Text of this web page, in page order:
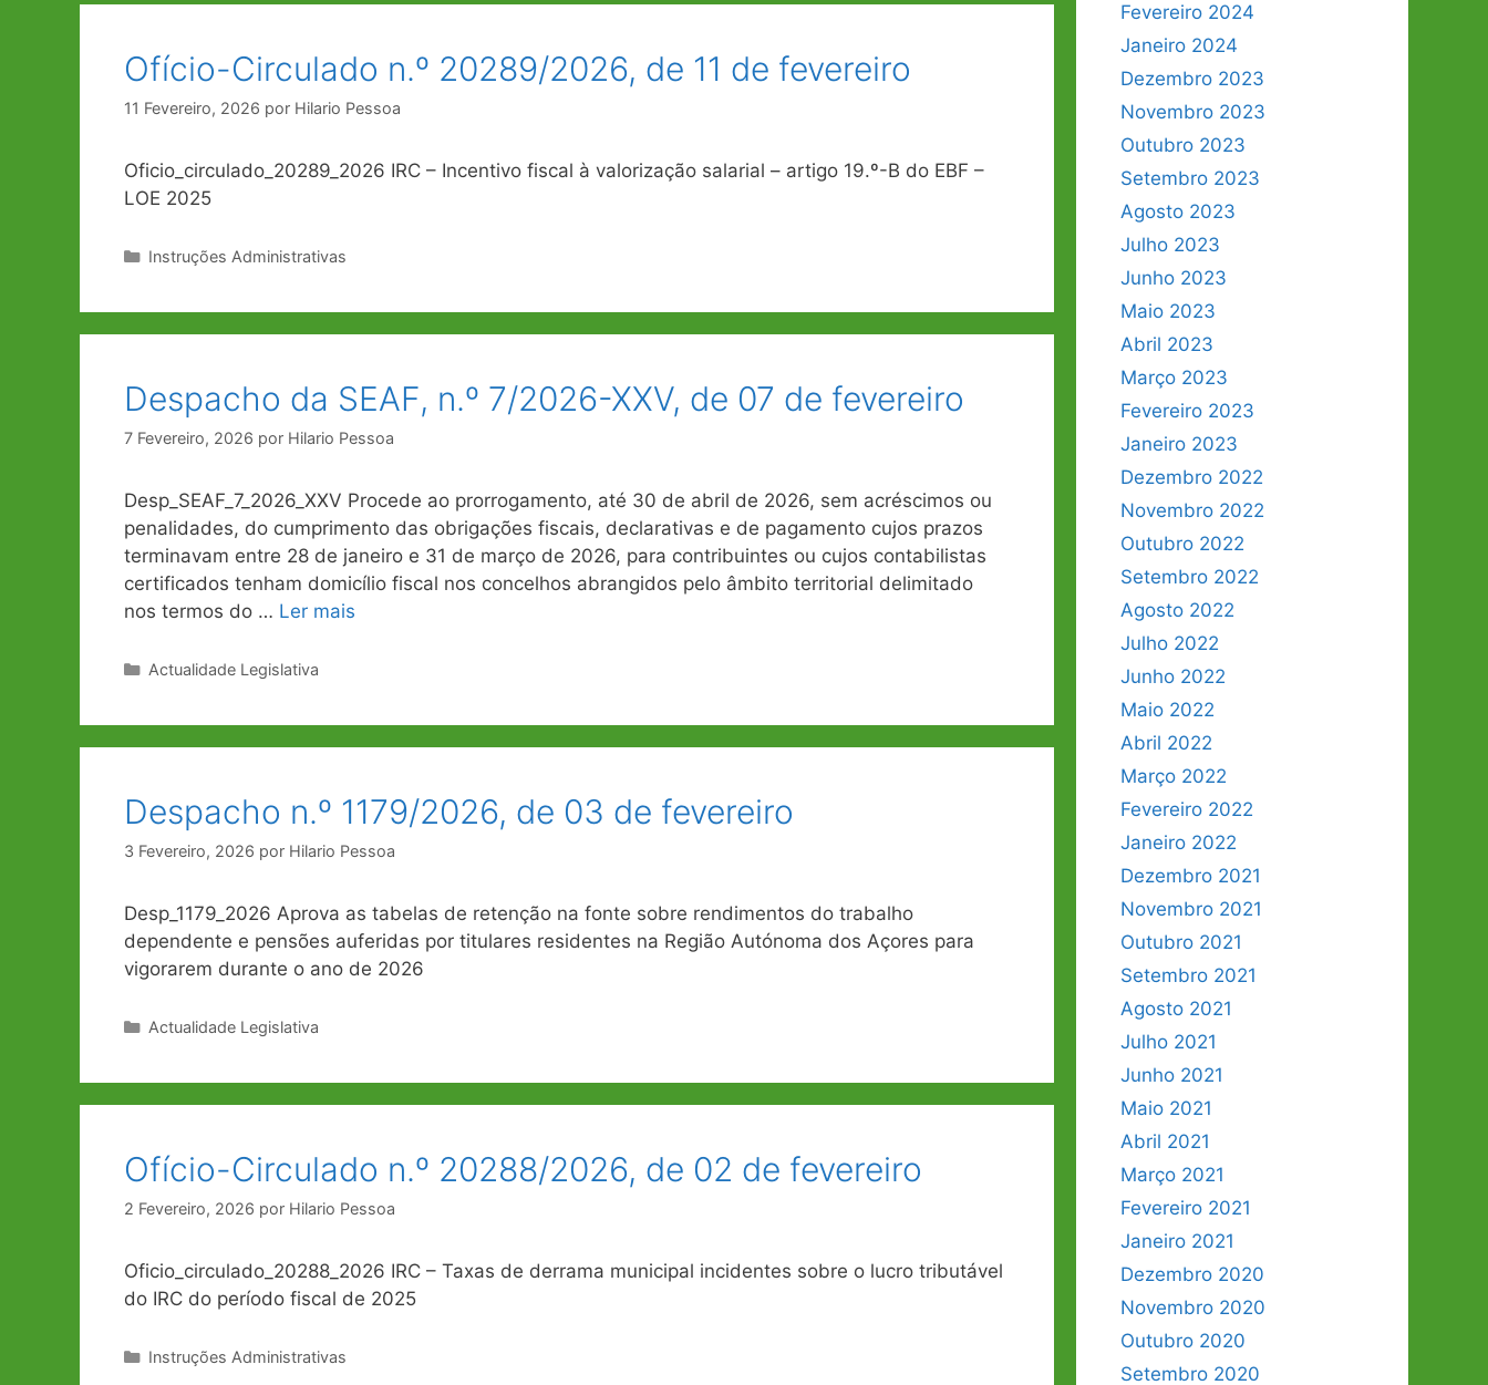
Ofício-Circulado n.º 20289/2026, de 11 de fevereiro
11 Fevereiro, 2026 por Hilario Pessoa
Oficio_circulado_20289_2026 IRC – Incentivo fiscal à valorização salarial – artigo 19.º-B do EBF –
LOE 2025
Categorias
Instruções Administrativas
Despacho da SEAF, n.º 7/2026-XXV, de 07 de fevereiro
7 Fevereiro, 2026 por Hilario Pessoa
Desp_SEAF_7_2026_XXV Procede ao prorrogamento, até 30 de abril de 2026, sem acréscimos ou
penalidades, do cumprimento das obrigações fiscais, declarativas e de pagamento cujos prazos
terminavam entre 28 de janeiro e 31 de março de 2026, para contribuintes ou cujos contabilistas
certificados tenham domicílio fiscal nos concelhos abrangidos pelo âmbito territorial delimitado
nos termos do … Ler mais
Categorias
Actualidade Legislativa
Despacho n.º 1179/2026, de 03 de fevereiro
3 Fevereiro, 2026 por Hilario Pessoa
Desp_1179_2026 Aprova as tabelas de retenção na fonte sobre rendimentos do trabalho
dependente e pensões auferidas por titulares residentes na Região Autónoma dos Açores para
vigorarem durante o ano de 2026
Categorias
Actualidade Legislativa
Ofício-Circulado n.º 20288/2026, de 02 de fevereiro
2 Fevereiro, 2026 por Hilario Pessoa
Oficio_circulado_20288_2026 IRC – Taxas de derrama municipal incidentes sobre o lucro tributável
do IRC do período fiscal de 2025
Categorias
Instruções Administrativas
Fevereiro 2024
Janeiro 2024
Dezembro 2023
Novembro 2023
Outubro 2023
Setembro 2023
Agosto 2023
Julho 2023
Junho 2023
Maio 2023
Abril 2023
Março 2023
Fevereiro 2023
Janeiro 2023
Dezembro 2022
Novembro 2022
Outubro 2022
Setembro 2022
Agosto 2022
Julho 2022
Junho 2022
Maio 2022
Abril 2022
Março 2022
Fevereiro 2022
Janeiro 2022
Dezembro 2021
Novembro 2021
Outubro 2021
Setembro 2021
Agosto 2021
Julho 2021
Junho 2021
Maio 2021
Abril 2021
Março 2021
Fevereiro 2021
Janeiro 2021
Dezembro 2020
Novembro 2020
Outubro 2020
Setembro 2020